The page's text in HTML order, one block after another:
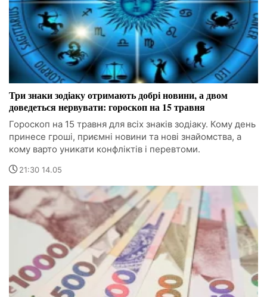
Три знаки зодіаку отримають добрі новини, а двом
доведеться нервувати: гороскоп на 15 травня
Гороскоп на 15 травня для всіх знаків зодіаку. Кому день
принесе гроші, приємні новини та нові знайомства, а
кому варто уникати конфліктів і перевтоми.
21:30 14.05